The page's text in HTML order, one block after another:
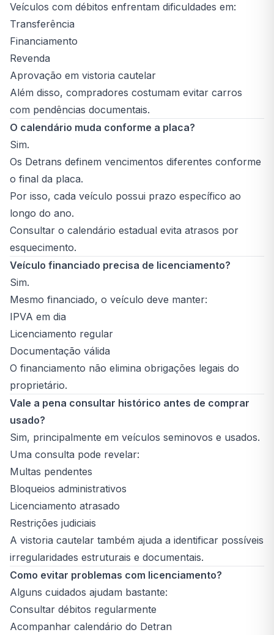
Veículos com débitos enfrentam dificuldades em:
Transferência
Financiamento
Revenda
Aprovação em vistoria cautelar
Além disso, compradores costumam evitar carros
com pendências documentais.
O calendário muda conforme a placa?
Sim.
Os Detrans definem vencimentos diferentes conforme
o final da placa.
Por isso, cada veículo possui prazo específico ao
longo do ano.
Consultar o calendário estadual evita atrasos por
esquecimento.
Veículo financiado precisa de licenciamento?
Sim.
Mesmo financiado, o veículo deve manter:
IPVA em dia
Licenciamento regular
Documentação válida
O financiamento não elimina obrigações legais do
proprietário.
Vale a pena consultar histórico antes de comprar
usado?
Sim, principalmente em veículos seminovos e usados.
Uma consulta pode revelar:
Multas pendentes
Bloqueios administrativos
Licenciamento atrasado
Restrições judiciais
A vistoria cautelar também ajuda a identificar possíveis
irregularidades estruturais e documentais.
Como evitar problemas com licenciamento?
Alguns cuidados ajudam bastante:
Consultar débitos regularmente
Acompanhar calendário do Detran